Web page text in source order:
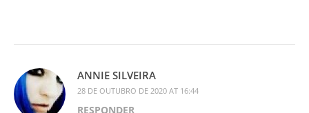
ANNIE SILVEIRA
28 DE OUTUBRO DE 2020 AT 16:44
RESPONDER